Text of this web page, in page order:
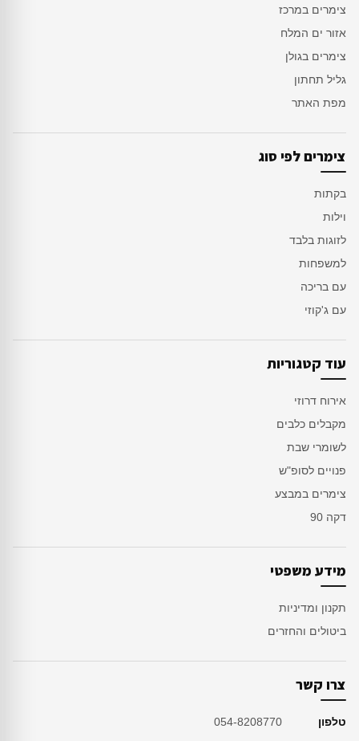
צימרים במרכז
אזור ים המלח
צימרים בגולן
גליל תחתון
מפת האתר
צימרים לפי סוג
בקתות
וילות
לזוגות בלבד
למשפחות
עם בריכה
עם ג'קוזי
עוד קטגוריות
אירוח דרוזי
מקבלים כלבים
לשומרי שבת
פנויים לסופ"ש
צימרים במבצע
דקה 90
מידע משפטי
תקנון ומדיניות
ביטולים והחזרים
צרו קשר
טלפון
054-8208770